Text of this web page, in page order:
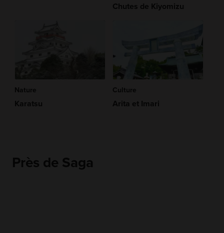
Chutes de Kiyomizu
Nature
Karatsu
Culture
Arita et Imari
Près de Saga